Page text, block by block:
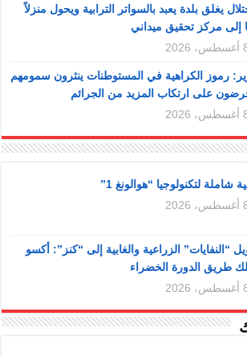
يغلق بلدة يعبد بالسواتر الترابية ويحول منزلاً
إلى مركز تحقيق ميداني
2026
رموز الكراهية في المستوطنات ينثرون سمومهم
على ارتكاب المزيد من الجرائم
2026
شاملة لتكنولوجيا “هوالونغ 1”
2026
“النفايات” الزراعية والغابية إلى “كنز”: أكسو
طريق الدورة الخضراء
2026